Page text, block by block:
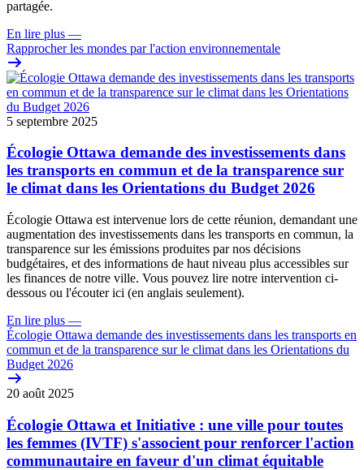
partagée.
En lire plus —
Rapprocher les mondes par l'action environnementale
5 septembre 2025
Écologie Ottawa demande des investissements dans
les transports en commun et de la transparence sur
le climat dans les Orientations du Budget 2026
Écologie Ottawa est intervenue lors de cette réunion, demandant une
augmentation des investissements dans les transports en commun, la
transparence sur les émissions produites par nos décisions
budgétaires, et des informations de haut niveau plus accessibles sur
les finances de notre ville. Vous pouvez lire notre intervention ci-
dessous ou l'écouter ici (en anglais seulement).
En lire plus —
Écologie Ottawa demande des investissements dans les transports en
commun et de la transparence sur le climat dans les Orientations du
Budget 2026
20 août 2025
Écologie Ottawa et Initiative : une ville pour toutes
les femmes (IVTF) s'associent pour renforcer l'action
communautaire en faveur d'un climat équitable